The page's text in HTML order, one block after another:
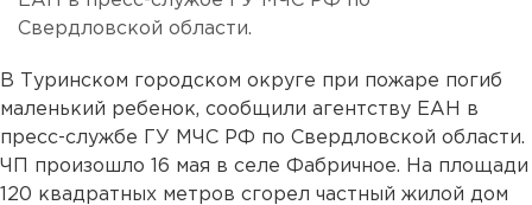
Свердловской области.
В Туринском городском округе при пожаре погиб
маленький ребенок, сообщили агентству ЕАН в
пресс-службе ГУ МЧС РФ по Свердловской области.
ЧП произошло 16 мая в селе Фабричное. На площади
120 квадратных метров сгорел частный жилой дом